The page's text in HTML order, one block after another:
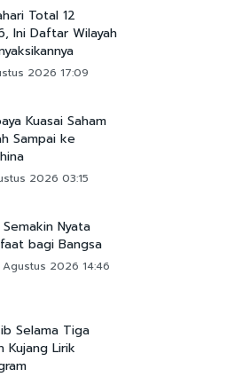
Total 12
Ini Daftar Wilayah
2026 17:09
Kuasai Saham
Sampai ke
2026 03:15
Nyata
bagi Bangsa
2026 14:46
Selama Tiga
Kujang Lirik